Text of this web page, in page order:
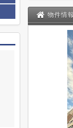
物件情報